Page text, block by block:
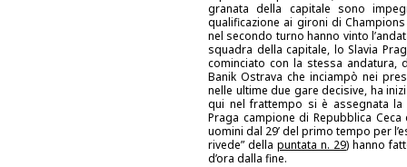
granata della capitale sono
qualificazione ai gironi di
nel secondo turno hanno vinto
squadra della capitale, lo Slavia
cominciato con la stessa
Banik Ostrava che inciampò nei
nelle ultime due gare decisive, ha
qui nel frattempo si è assegnata la
Praga campione di Repubblica
uomini dal 29’ del primo tempo per
rivede” dellapuntata n. 29) hanno
d’ora dalla fine.